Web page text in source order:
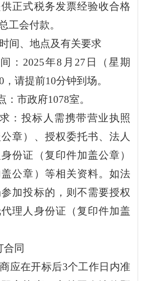
正式税务发票经验收合格
工会付款。
间、地点及有关要求
： 2025年8 月 27 日（星期
，请提前10分钟到场。
：市政府1078室。
：投标人需携带营业执照
公章）、授权委托书、法人
份证（复印件加盖公章）
公章）等相关资料。如法
加投标的，则不需要授权
理人身份证（复印件加盖
合同
应在开标后3个工作日内准